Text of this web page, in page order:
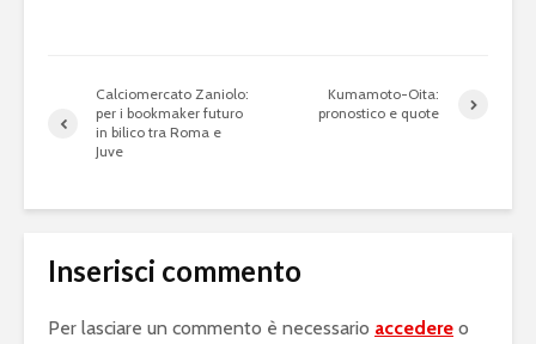
Calciomercato Zaniolo:
per i bookmaker futuro
in bilico tra Roma e
Juve
Kumamoto-Oita:
pronostico e quote
Inserisci commento
Per lasciare un commento è necessario accedere o